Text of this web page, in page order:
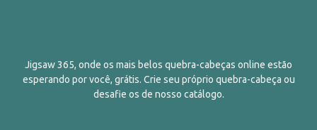
Jigsaw 365, onde os mais belos quebra-cabeças online estão
esperando por você, grátis. Crie seu próprio quebra-cabeça ou
desafie os de nosso catálogo.